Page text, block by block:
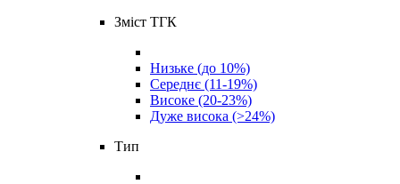
Зміст ТГК
Низьке (до 10%)
Середнє (11-19%)
Високе (20-23%)
Дуже висока (>24%)
Тип